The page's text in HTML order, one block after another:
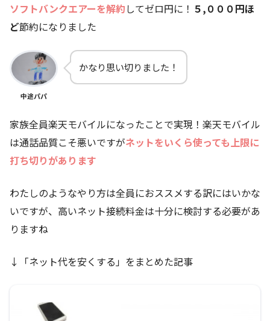
ソフトバンクエアーを解約してゼロ円に！ ５,０００円ほ
ど節約になりました
中途パパ
かなり思い切りました！
家族全員楽天モバイルになったことで実現！楽天モバイル
は通話品質こそ悪いですがネットをいくら使っても上限に
打ち切りがあります
わたしのようなやり方は全員におススメする訳にはいかな
いですが、高いネット接続料金は十分に検討する必要があ
りますね
↓「ネット代を安くする」をまとめた記事